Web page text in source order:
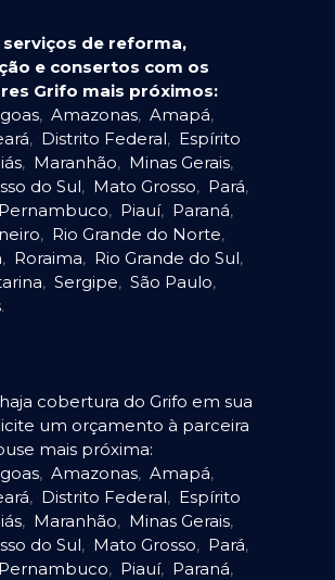
serviços de reforma,
e consertos com os
Grifo mais próximos:
, Amazonas, Amapá,
, Distrito Federal, Espírito
, Maranhão, Minas Gerais,
do Sul, Mato Grosso, Pará,
Pernambuco, Piauí, Paraná,
, Rio Grande do Norte,
, Roraima, Rio Grande do Sul,
, Sergipe, São Paulo,
.
cobertura do Grifo em sua
um orçamento à parceira
mais próxima:
, Amazonas, Amapá,
, Distrito Federal, Espírito
, Maranhão, Minas Gerais,
do Sul, Mato Grosso, Pará,
Pernambuco, Piauí, Paraná,